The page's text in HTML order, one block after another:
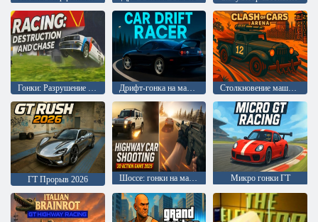
Гонки: Разрушение и погоня Дрифт-гонка на машинах Столкновение машин: Арена
ГТ Прорыв 2026 Шоссе: гонки на машинах 3D экшен 2025 Микро гонки ГТ